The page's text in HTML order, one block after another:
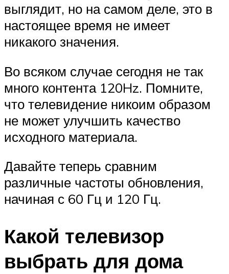
выглядит, но на самом деле, это в
настоящее время не имеет
никакого значения.
Во всяком случае сегодня не так
много контента 120Hz. Помните,
что телевидение никоим образом
не может улучшить качество
исходного материала.
Давайте теперь сравним
различные частоты обновления,
начиная с 60 Гц и 120 Гц.
Какой телевизор
выбрать для дома